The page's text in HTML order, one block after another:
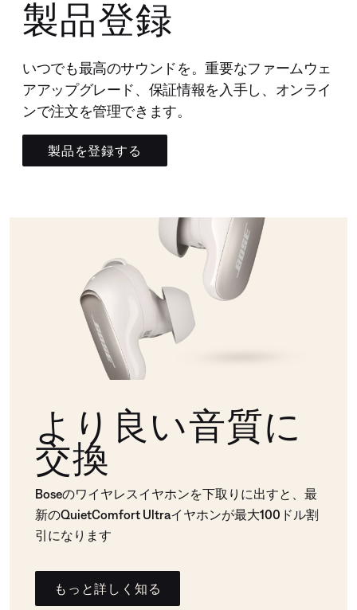
製品登録
いつでも最高のサウンドを。重要なファームウェ
アアップグレード、保証情報を入手し、オンライ
ンで注文を管理できます。
製品を登録する
より良い音質に
交換
Boseのワイヤレスイヤホンを下取りに出すと、最
新のQuietComfort Ultraイヤホンが最大100ドル割
引になります
もっと詳しく知る